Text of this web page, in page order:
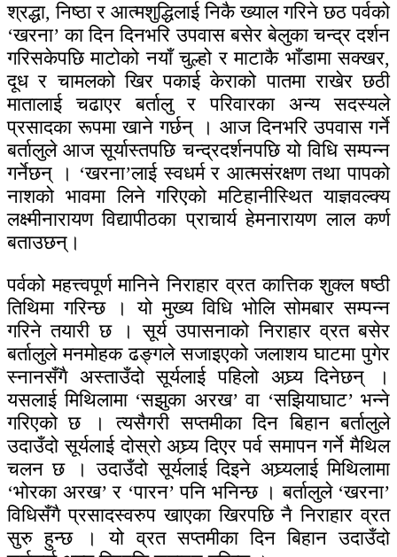
श्रद्धा, निष्ठा र आत्मशुद्धिलाई निकै ख्याल गरिने छठ पर्वको
‘खरना’ का दिन दिनभरि उपवास बसेर बेलुका चन्द्र दर्शन
गरिसकेपछि माटोको नयाँ चुल्हो र माटाकै भाँडामा सक्खर,
दूध र चामलको खिर पकाई केराको पातमा राखेर छठी
मातालाई चढाएर बर्तालु र परिवारका अन्य सदस्यले
प्रसादका रूपमा खाने गर्छन् । आज दिनभरि उपवास गर्ने
बर्तालुले आज सूर्यास्तपछि चन्द्रदर्शनपछि यो विधि सम्पन्न
गर्नेछन् । ‘खरना’लाई स्वधर्म र आत्मसंरक्षण तथा पापको
नाशको भावमा लिने गरिएको मटिहानीस्थित याज्ञवल्क्य
लक्ष्मीनारायण विद्यापीठका प्राचार्य हेमनारायण लाल कर्ण
बताउछन्।
पर्वको महत्त्वपूर्ण मानिने निराहार व्रत कात्तिक शुक्ल षष्ठी
तिथिमा गरिन्छ । यो मुख्य विधि भोलि सोमबार सम्पन्न
गरिने तयारी छ । सूर्य उपासनाको निराहार व्रत बसेर
बर्तालुले मनमोहक ढङ्गले सजाइएको जलाशय घाटमा पुगेर
स्नानसँगै अस्ताउँदो सूर्यलाई पहिलो अघ्र्य दिनेछन् ।
यसलाई मिथिलामा ‘सझुका अरख’ वा ‘सझियाघाट’ भन्ने
गरिएको छ । त्यसैगरी सप्तमीका दिन बिहान बर्तालुले
उदाउँदो सूर्यलाई दोस्रो अघ्र्य दिएर पर्व समापन गर्ने मैथिल
चलन छ । उदाउँदो सूर्यलाई दिइने अघ्र्यलाई मिथिलामा
‘भोरका अरख’ र ‘पारन’ पनि भनिन्छ । बर्तालुले ‘खरना’
विधिसँगै प्रसादस्वरुप खाएका खिरपछि नै निराहार व्रत
सुरु हुन्छ । यो व्रत सप्तमीका दिन बिहान उदाउँदो